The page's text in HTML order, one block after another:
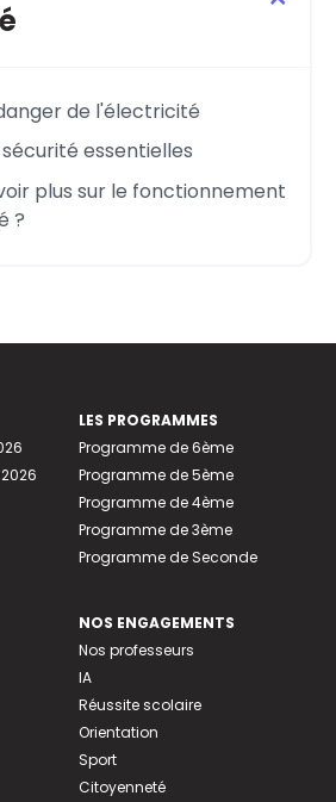
de l'électricité
essentielles
plus sur le fonctionnement
?
LES PROGRAMMES
Programme de 6ème
Programme de 5ème
Programme de 4ème
Programme de 3ème
Programme de Seconde
NOS ENGAGEMENTS
Nos professeurs
IA
Réussite scolaire
Orientation
Sport
Citoyenneté